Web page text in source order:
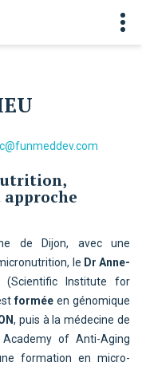
de Dijon, avec une
le Dr Anne-
Institute for
formée en génomique
, puis à la médecine de
of Anti-Aging
formation en micro-